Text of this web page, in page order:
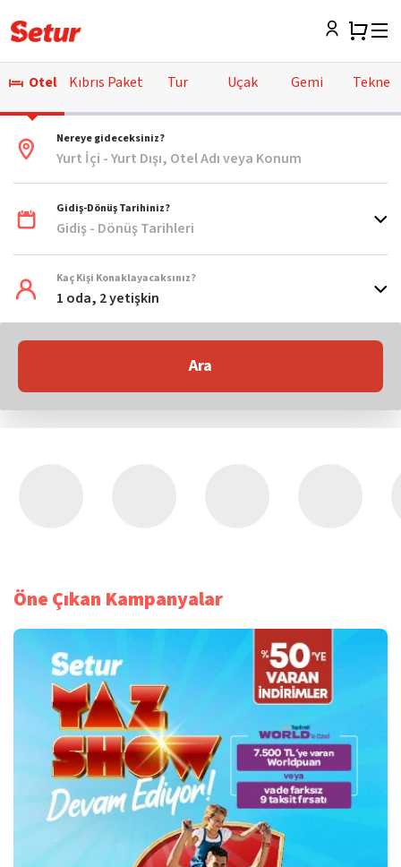
Otel Kıbrıs Paket Tur Uçak Gemi Tekne
Nereye gideceksiniz?
Yurt İçi - Yurt Dışı, Otel Adı veya Konum
Gidiş-Dönüş Tarihiniz?
Gidiş - Dönüş Tarihleri
Kaç Kişi Konaklayacaksınız?
1 oda, 2 yetişkin
Ara
Öne Çıkan Kampanyalar